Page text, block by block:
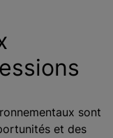
sont
et des